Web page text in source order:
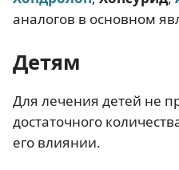
аналогов в основном
Детям
Для лечения детей не
достаточного
его влиянии.